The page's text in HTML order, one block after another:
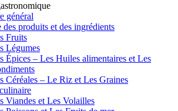
général
des produits et des ingrédients
Fruits
Légumes
Épices – Les Huiles alimentaires et Les
Céréales – Le Riz et Les Graines
Viandes et Les Volailles